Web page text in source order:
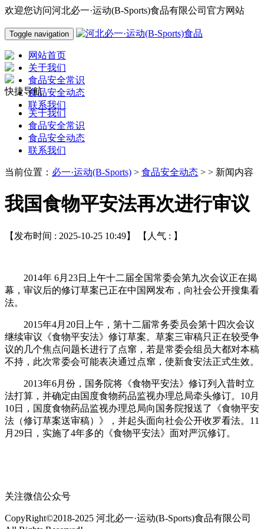
欢迎您访问河北必一·运动(B-Sports)食品有限公司官方网站
Toggle navigation
网站首页
关于我们
食品安全常识
食品安全动态
联系我们
快捷导航
关于我们
食品安全常识
食品安全动态
联系我们
当前位置： 必一·运动(B-Sports) > 食品安全动态 > > 新闻内容
我国食物平安法再次进行审议
【发布时间 : 2025-10-25 10:49】 【人气 : 】
2014年 6月23日上午十二届全国常委会第九次会议正在揭
幕，审议后的修订草案已正在中国网发布，向社会公开搜集看
法。
2015年4月20日上午，第十二届常务委员会第十四次会议
继续审议《食物平安法》修订草案。草案三审稿只正在较受争
议的几个焦点问题长进行了点窜，若是常委会组员大都对本稿
不持，此次常委会可能表决通过点窜，使新食安法正式生效。
2013年6月份，国务院将《食物平安法》修订列入昔时立
法打算，并确定由国度食物药品监视办理总局牵头修订。10月
10日，国度食物药品监视办理总局向国务院报送了《食物平安
法（修订草案送审稿）》，并起头面向社会公开收罗看法。11
月29日，实施了4年多的《食物平安法》面对严沉修订。
关注微信公众号
CopyRight©2018-2025 河北必一·运动(B-Sports)食品有限公司